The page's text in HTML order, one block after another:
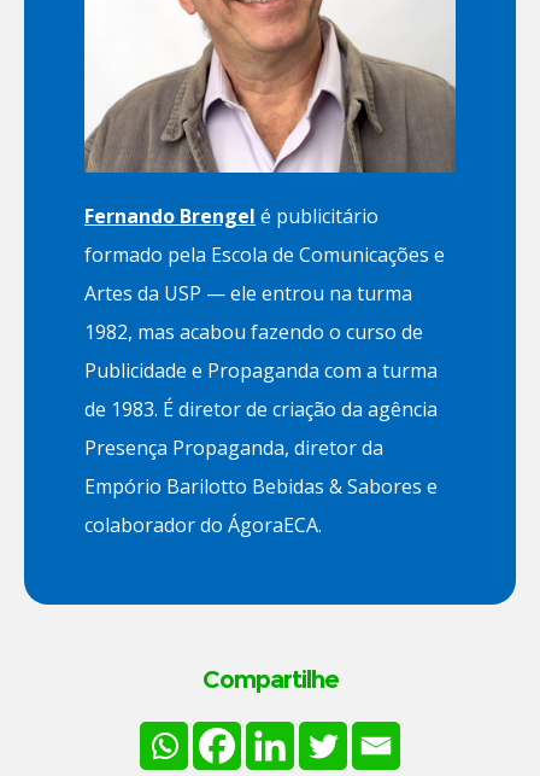
Fernando Brengel é publicitário
formado pela Escola de Comunicações e
Artes da USP — ele entrou na turma
1982, mas acabou fazendo o curso de
Publicidade e Propaganda com a turma
de 1983. É diretor de criação da agência
Presença Propaganda, diretor da
Empório Barilotto Bebidas & Sabores e
colaborador do ÁgoraECA.
Compartilhe